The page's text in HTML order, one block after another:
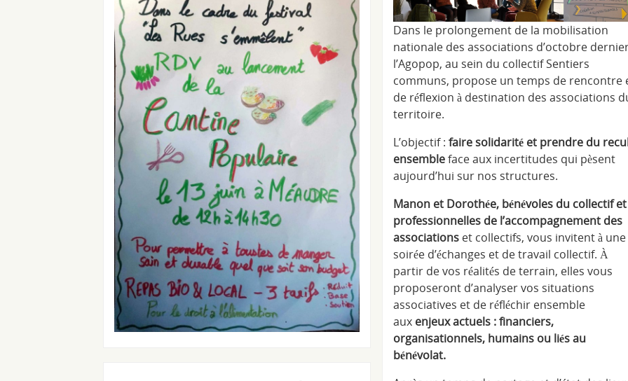
Dans le prolongement de la mobilisation
nationale des associations d’octobre
l’Agopop, au sein du collectif Sentiers
communs, propose un temps de rencontre
de réflexion à destination des associations
territoire.
L’objectif : faire solidarité et prendre du
ensembleface aux incertitudes qui pèsent
aujourd’hui sur nos structures.
Manon et Dorothée, bénévoles du collectif et
professionnelles de l’accompagnement des
associations et collectifs, vous invitent à une
soirée d’échanges et de travail collectif. À
partir de vos réalités de terrain, elles vous
proposeront d’analyser vos situations
associatives et de réfléchir ensemble
aux enjeux actuels : financiers,
organisationnels, humains ou liés au
bénévolat.